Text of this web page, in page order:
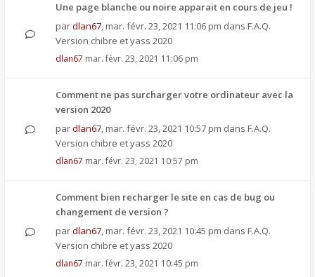
Une page blanche ou noire apparait en cours de jeu !
pardlan67, mar. févr. 23, 2021 11:06 pm dans F.A.Q.
Version chibre et yass 2020
dlan67 mar. févr. 23, 2021 11:06 pm
Comment ne pas surcharger votre ordinateur avec la
version 2020
pardlan67, mar. févr. 23, 2021 10:57 pm dans F.A.Q.
Version chibre et yass 2020
dlan67 mar. févr. 23, 2021 10:57 pm
Comment bien recharger le site en cas de bug ou
changement de version ?
pardlan67, mar. févr. 23, 2021 10:45 pm dans F.A.Q.
Version chibre et yass 2020
dlan67 mar. févr. 23, 2021 10:45 pm